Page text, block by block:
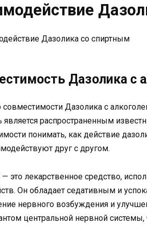
Дазолика с
совместимости Дазолика с
является распространенным
понимать, как действие
друг с другом.
это лекарственное средство,
Он обладает седативным и
нервного возбуждения и
центральной нервной системы,